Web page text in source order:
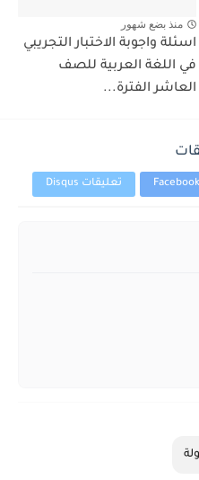
منذ بضع شهور
اسئلة واجوبة الاختبار التجريبي
في اللغة العربية للصف
العاشر الفترة...
تعليقات Disqus